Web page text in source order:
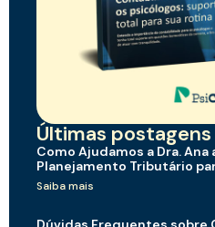
Últimas postagens
Como Ajudamos a Dra.
Planejamento Tributário
Saiba mais